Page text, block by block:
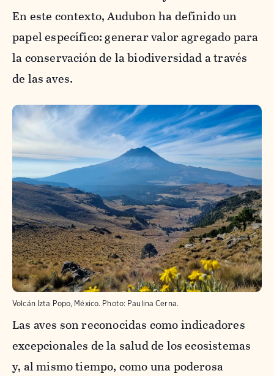
En este contexto, Audubon ha definido un
papel específico: generar valor agregado para
la conservación de la biodiversidad a través
de las aves.
Volcán Izta Popo, México. Photo: Paulina Cerna.
Las aves son reconocidas como indicadores
excepcionales de la salud de los ecosistemas
y, al mismo tiempo, como una poderosa